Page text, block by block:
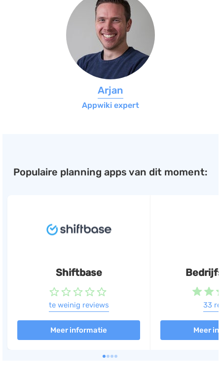
Arjan
Appwiki expert
Populaire planning apps van dit moment:
Shiftbase
te weinig reviews
Meer informatie
33
Meer